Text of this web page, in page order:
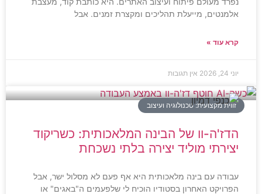
אלמנטים, מייעלת תהליכים ומקצרת זמנים. אבל
קרא עוד »
יוני 24, 2026 אין תגובות
זווית מקצועית: טכנולוגיה ועיצוב
הדז'ה-וו של הבינה המלאכותית: כשריקוד
יצירתי מוליד יצירה בלתי נשכחת
עבודה עם בינה מלאכותית היא אף פעם לא מסלול ישר, אבל
הפרויקט האחרון בסטודיו הוכיח לי שלפעמים ה"באגים" או